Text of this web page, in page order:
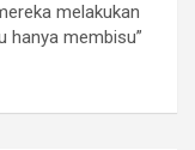
melakukan
hanya membisu”